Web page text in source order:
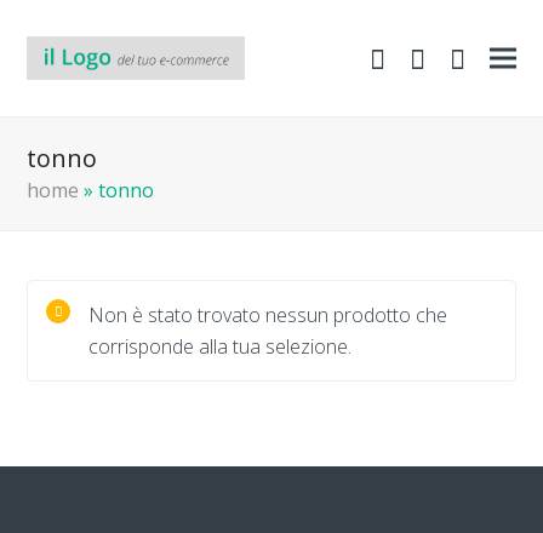
shopping-
Areasearch
tonno
home »tonno
Non è stato trovato nessun prodotto che
corrisponde alla tua selezione.